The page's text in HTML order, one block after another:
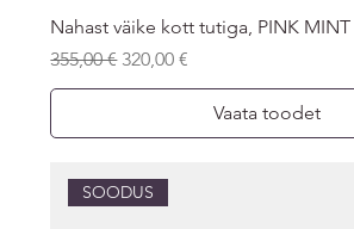
Nahast väike kott tutiga, PINK MINT
Regular Price
355,00 € Sale Price
320,00 €
Vaata toodet
SOODUS